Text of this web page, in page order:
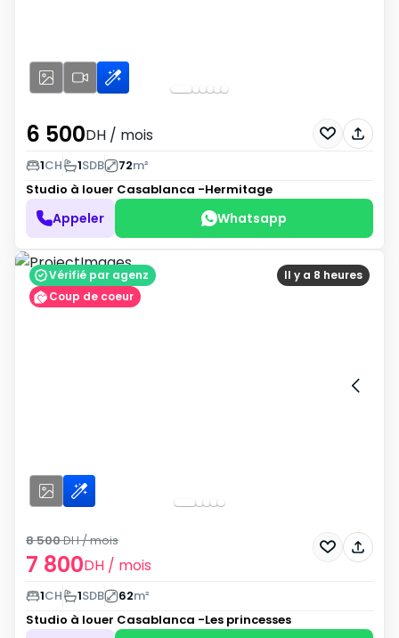
6 500DH / mois
1CH 1SDB 72m²
Studio à louer Casablanca -Hermitage
Appeler Whatsapp
Il y a 8 heures
Vérifié par agenz
Coup de coeur
7 800DH / mois
8 500DH/ mois
1CH 1SDB 62m²
Studio à louer Casablanca -Les princesses